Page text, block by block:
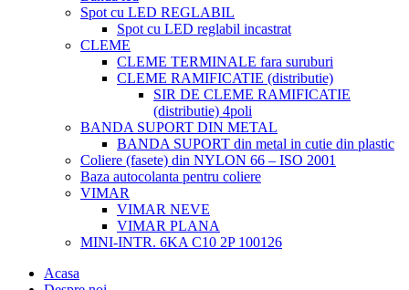
Spot cu LED REGLABIL
Spot cu LED reglabil incastrat
CLEME
CLEME TERMINALE fara suruburi
CLEME RAMIFICATIE (distributie)
SIR DE CLEME RAMIFICATIE
(distributie) 4poli
BANDA SUPORT DIN METAL
BANDA SUPORT din metal in cutie din plastic
Coliere (fasete) din NYLON 66 – ISO 2001
Baza autocolanta pentru coliere
VIMAR
VIMAR NEVE
VIMAR PLANA
MINI-INTR. 6KA C10 2P 100126
Acasa